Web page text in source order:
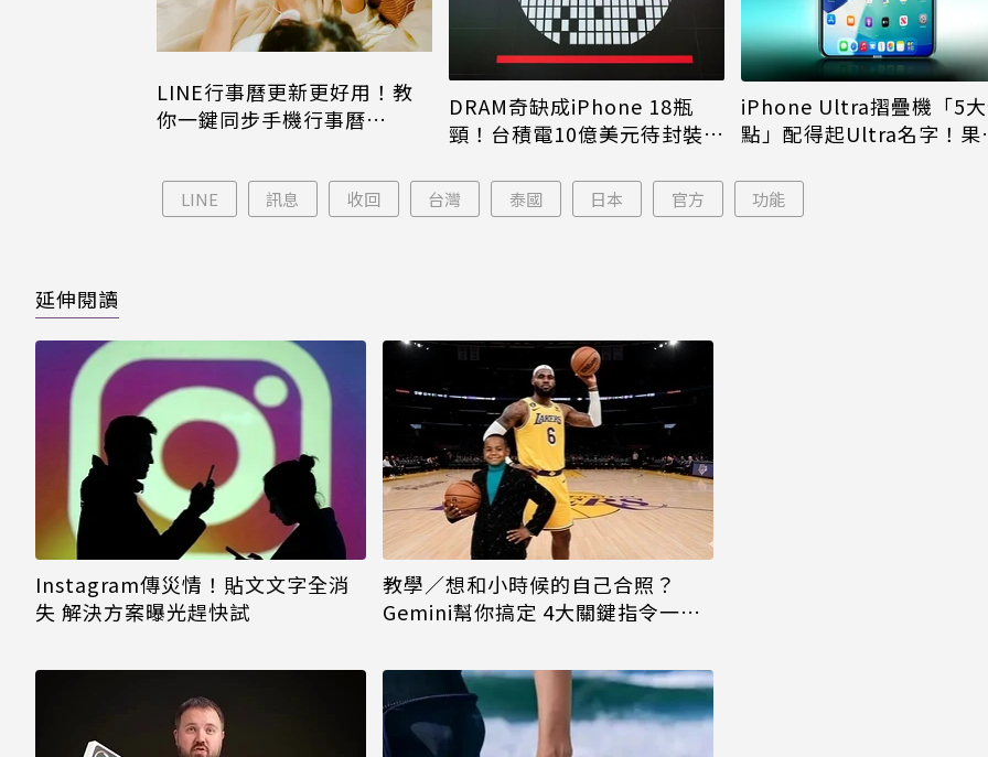
LINE行事曆更新更好用！教
你一鍵同步手機行事曆
DRAM奇缺成iPhone 18瓶
頸！台積電10億美元待封裝晶
iPhone Ultra摺疊機「5
點」配得起Ultra名字！果
LINE 訊息 收回 台灣 泰國 日本 官方 功能
延伸閱讀
Instagram傳災情！貼文文字全消
失 解決方案曝光趕快試
教學／想和小時候的自己合照？
Gemini幫你搞定 4大關鍵指令一次